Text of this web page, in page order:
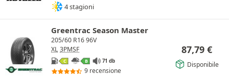
4 stagioni
Greentrac Season Master
205/60 R16 96V
XL 3PMSF
C B 71 db
9 recensione
87,79 €
Disponibile